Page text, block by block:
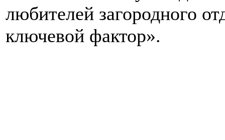
любителей загородного
ключевой фактор».